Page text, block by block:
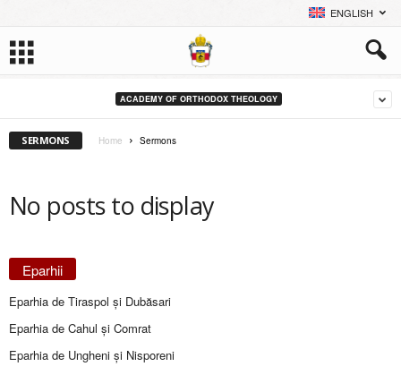
ENGLISH
ACADEMY OF ORTHODOX THEOLOGY
SERMONS Home Sermons
No posts to display
Eparhii
Eparhia de Tiraspol și Dubăsari
Eparhia de Cahul și Comrat
Eparhia de Ungheni și Nisporeni